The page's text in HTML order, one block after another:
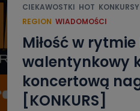
CIEKAWOSTKI HOT KONKURSY
REGION WIADOMOŚCI
Miłość w rytmie
walentynkowy
koncertową
[KONKURS]